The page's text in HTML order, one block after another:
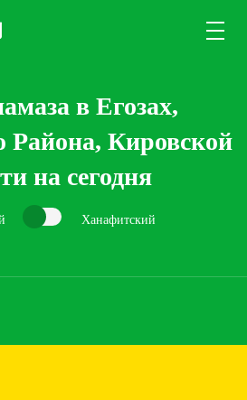
в Егозах,
Района, Кировской
на сегодня
Ханафитский